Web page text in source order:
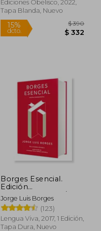
Ediciones Obelisco, 2022,
Tapa Blanda, Nuevo
15%
dcto.
Borges Esencial.
Edición
Conmemorativa /
Essential Borges:
Commemorative
Edition
Jorge Luis Borges
(123)
Lengua Viva, 2017, 1 Edición,
Tapa Dura, Nuevo